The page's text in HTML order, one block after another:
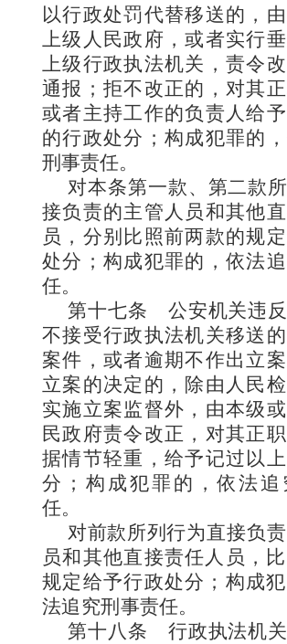
以行政处罚代替移送的，
上级人民政府，或者实行
上级行政执法机关，责令
通报；拒不改正的，对其
或者主持工作的负责人给
的行政处分；构成犯罪的
刑事责任。
对本条第一款、第二款
接负责的主管人员和其他
员，分别比照前两款的规
处分；构成犯罪的，依法
任。
第十七条 公安机关违
不接受行政执法机关移送
案件，或者逾期不作出立
立案的决定的，除由人民
实施立案监督外，由本级
民政府责令改正，对其正
据情节轻重，给予记过以
分；构成犯罪的，依法追
任。
对前款所列行为直接负
员和其他直接责任人员，
规定给予行政处分；构成
法追究刑 事责任。
第十八条 行政执法机